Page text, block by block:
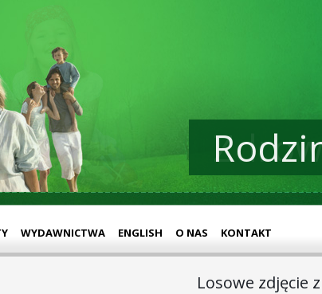
WYDAWNICTWA ENGLISH O NAS KONTAKT
Losowe zdjęcie